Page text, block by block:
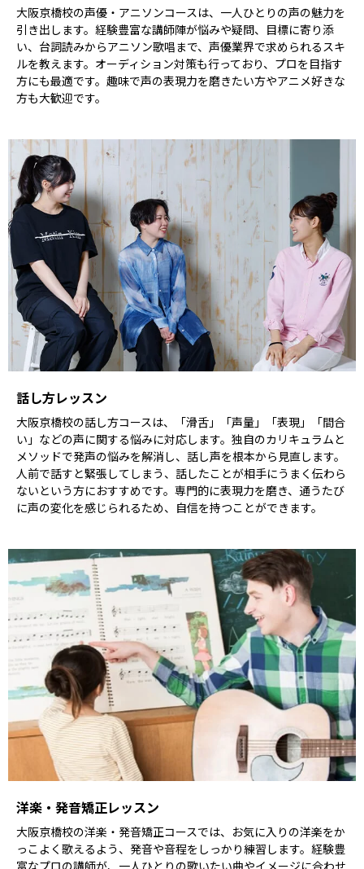
大阪京橋校の声優・アニソンコースは、一人ひとりの声の魅力を
引き出します。経験豊富な講師陣が悩みや疑問、目標に寄り添
い、台詞読みからアニソン歌唱まで、声優業界で求められるスキ
ルを教えます。オーディション対策も行っており、プロを目指す
方にも最適です。趣味で声の表現力を磨きたい方やアニメ好きな
方も大歓迎です。
話し方レッスン
大阪京橋校の話し方コースは、「滑舌」「声量」「表現」「間合
い」などの声に関する悩みに対応します。独自のカリキュラムと
メソッドで発声の悩みを解消し、話し声を根本から見直します。
人前で話すと緊張してしまう、話したことが相手にうまく伝わら
ないという方におすすめです。専門的に表現力を磨き、通うたび
に声の変化を感じられるため、自信を持つことができます。
洋楽・発音矯正レッスン
大阪京橋校の洋楽・発音矯正コースでは、お気に入りの洋楽をか
っこよく歌えるよう、発音や音程をしっかり練習します。経験豊
富なプロの講師が、一人ひとりの歌いたい曲やイメージに合わせ